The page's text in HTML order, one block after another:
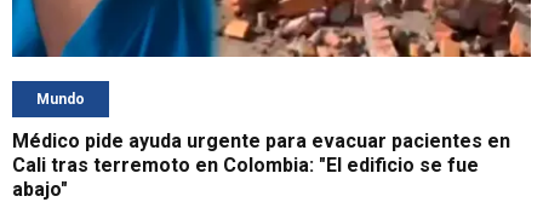
Mundo
Médico pide ayuda urgente para evacuar pacientes en
Cali tras terremoto en Colombia: "El edificio se fue
abajo"